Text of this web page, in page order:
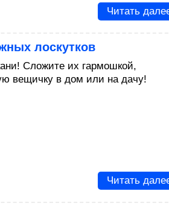
Читать
лоскутков
Сложите их гармошкой,
вещичку в дом или на дачу!
Читать